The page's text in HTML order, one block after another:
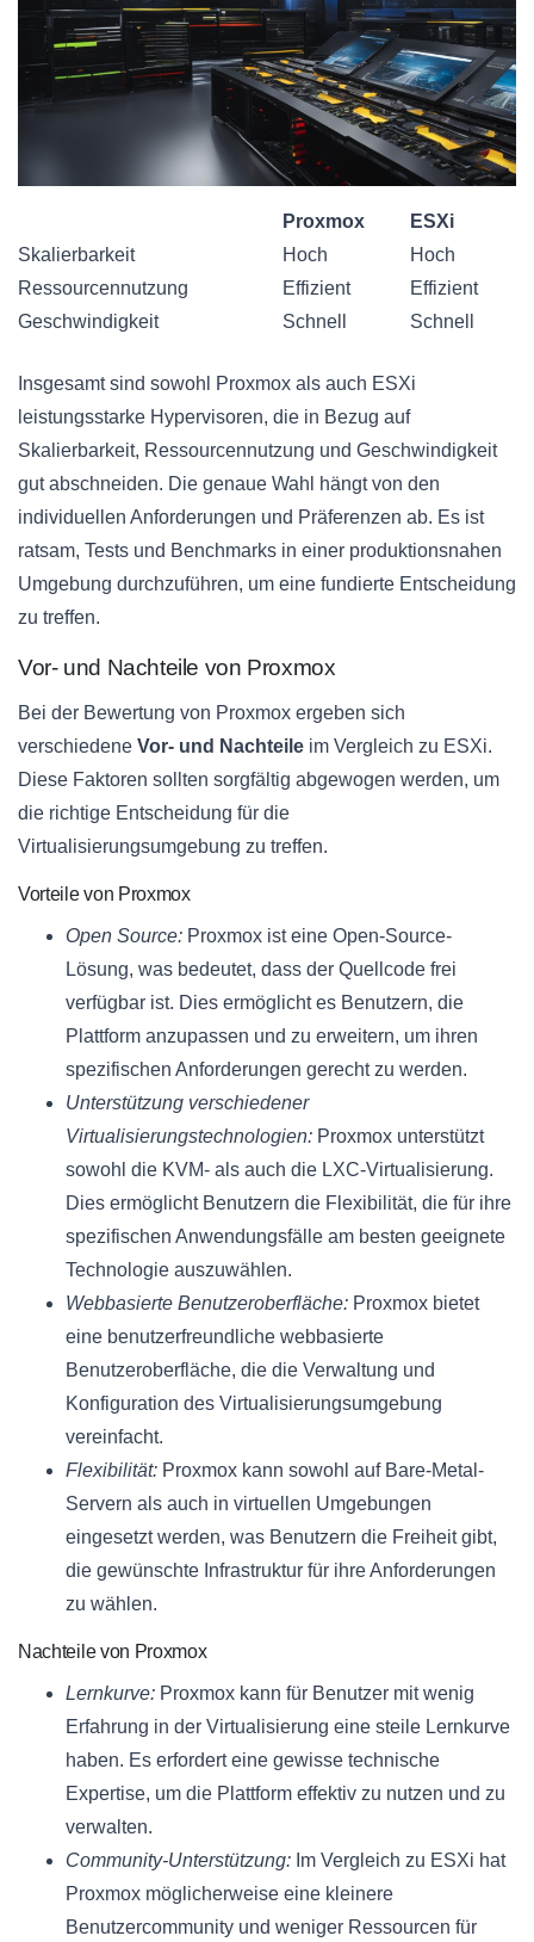
Proxmox
ESXi
Skalierbarkeit
Hoch
Hoch
Ressourcennutzung
Effizient
Effizient
Geschwindigkeit
Schnell Schnell
Insgesamt sind sowohl Proxmox als auch ESXi
leistungsstarke Hypervisoren, die in Bezug auf
Skalierbarkeit, Ressourcennutzung und Geschwindigkeit
gut abschneiden. Die genaue Wahl hängt von den
individuellen Anforderungen und Präferenzen ab. Es ist
ratsam, Tests und Benchmarks in einer produktionsnahen
Umgebung durchzuführen, um eine fundierte Entscheidung
zu treffen.
Vor- und Nachteile von Proxmox
Bei der Bewertung von Proxmox ergeben sich
verschiedene Vor- und Nachteile im Vergleich zu ESXi.
Diese Faktoren sollten sorgfältig abgewogen werden, um
die richtige Entscheidung für die
Virtualisierungsumgebung zu treffen.
Vorteile von Proxmox
Open Source: Proxmox ist eine Open-Source-
Lösung, was bedeutet, dass der Quellcode frei
verfügbar ist. Dies ermöglicht es Benutzern, die
Plattform anzupassen und zu erweitern, um ihren
spezifischen Anforderungen gerecht zu werden.
Unterstützung verschiedener
Virtualisierungstechnologien: Proxmox unterstützt
sowohl die KVM- als auch die LXC-Virtualisierung.
Dies ermöglicht Benutzern die Flexibilität, die für ihre
spezifischen Anwendungsfälle am besten geeignete
Technologie auszuwählen.
Webbasierte Benutzeroberfläche: Proxmox bietet
eine benutzerfreundliche webbasierte
Benutzeroberfläche, die die Verwaltung und
Konfiguration des Virtualisierungsumgebung
vereinfacht.
Flexibilität: Proxmox kann sowohl auf Bare-Metal-
Servern als auch in virtuellen Umgebungen
eingesetzt werden, was Benutzern die Freiheit gibt,
die gewünschte Infrastruktur für ihre Anforderungen
zu wählen.
Nachteile von Proxmox
Lernkurve: Proxmox kann für Benutzer mit wenig
Erfahrung in der Virtualisierung eine steile Lernkurve
haben. Es erfordert eine gewisse technische
Expertise, um die Plattform effektiv zu nutzen und zu
verwalten.
Community-Unterstützung: Im Vergleich zu ESXi hat
Proxmox möglicherweise eine kleinere
Benutzercommunity und weniger Ressourcen für